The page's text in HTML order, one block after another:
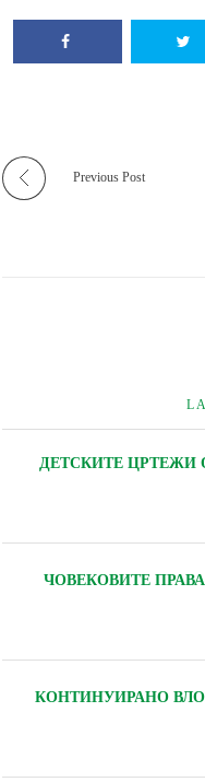
Previous Post
ДЕТСКИТЕ ЦРТЕЖИ
ЧОВЕКОВИТЕ
КОНТИНУИРАНО